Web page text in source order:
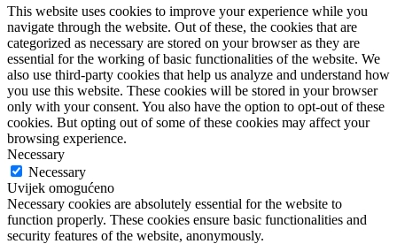
This website uses cookies to improve your experience while you
navigate through the website. Out of these, the cookies that are
categorized as necessary are stored on your browser as they are
essential for the working of basic functionalities of the website. We
also use third-party cookies that help us analyze and understand how
you use this website. These cookies will be stored in your browser
only with your consent. You also have the option to opt-out of these
cookies. But opting out of some of these cookies may affect your
browsing experience.
Necessary
Necessary
Uvijek omogućeno
Necessary cookies are absolutely essential for the website to
function properly. These cookies ensure basic functionalities and
security features of the website, anonymously.